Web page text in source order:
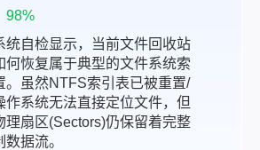
98%
统自检显示，当前文件回收站
何恢复属于典型的文件系统索
。虽然NTFS索引表已被重置/
作系统无法直接定位文件，但
理扇区(Sectors)仍保留着完整
据流。